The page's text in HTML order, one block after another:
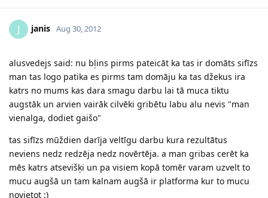
J janis Aug 30, 2012
alusvedejs said: nu bļins pirms pateicāt ka tas ir domāts sifīzs
man tas logo patika es pirms tam domāju ka tas džekus ira
katrs no mums kas dara smagu darbu lai tā muca tiktu
augstāk un arvien vairāk cilvēki gribētu labu alu nevis "man
vienalga, dodiet gaišo"
tas sifīzs mūždien darīja veltīgu darbu kura rezultātus
neviens nedz redzēja nedz novērtēja. a man gribas cerēt ka
mēs katrs atsevišķi un pa visiem kopā tomēr varam uzvelt to
mucu augšā un tam kalnam augšā ir platforma kur to mucu
novietot :)